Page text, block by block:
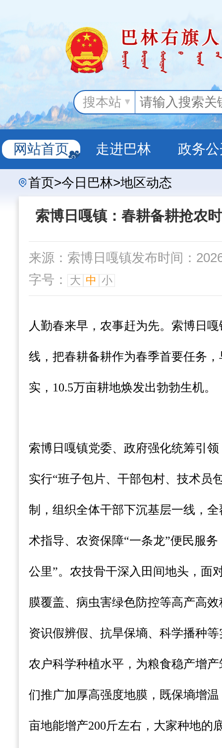
搜本站
网站首页 走进巴林 政务
政务服务
首页>今日巴林>地区动态
索博日嘎镇：春耕备耕抢农
来源：索博日嘎镇发布时间：
字号：
大 中 小
人勤春来早，农事赶为先。索博日
线，把春耕备耕作为春季首要任务
实，10.5万亩耕地焕发出勃勃生机。
索博日嘎镇党委、政府强化统筹引
实行“班子包片、干部包村、技术员
制，组织全体干部下沉基层一线，
术指导、农资保障“一条龙”便民服
公里”。农技骨干深入田间地头，面
膜覆盖、病虫害绿色防控等高产高
资识假辨假、抗旱保墒、科学播种
农户科学种植水平，为粮食稳产增
们推广加厚高强度地膜，既保墒增
亩地能增产200斤左右，大家种地的